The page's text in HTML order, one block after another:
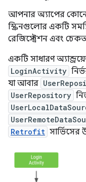
আপনার অ্যাপের
স্ক্রিনগুলোর একটি
রেজিস্ট্রেশন এবং
একটি সাধারণ
LoginActivity
যা আবার
UserRepository
Retrofit সার্ভিসের